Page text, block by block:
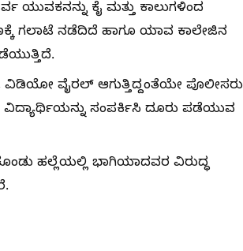
ಯುವಕನನ್ನು ಕೈ ಮತ್ತು ಕಾಲುಗಳಿಂದ
ಗಲಾಟೆ ನಡೆದಿದೆ ಹಾಗೂ ಯಾವ ಕಾಲೇಜಿನ
ವೈರಲ್ ಆಗುತ್ತಿದ್ದಂತೆಯೇ ಪೊಲೀಸರು
ವಿದ್ಯಾರ್ಥಿಯನ್ನು ಸಂಪರ್ಕಿಸಿ ದೂರು ಪಡೆಯುವ
ಹಲ್ಲೆಯಲ್ಲಿ ಭಾಗಿಯಾದವರ ವಿರುದ್ಧ